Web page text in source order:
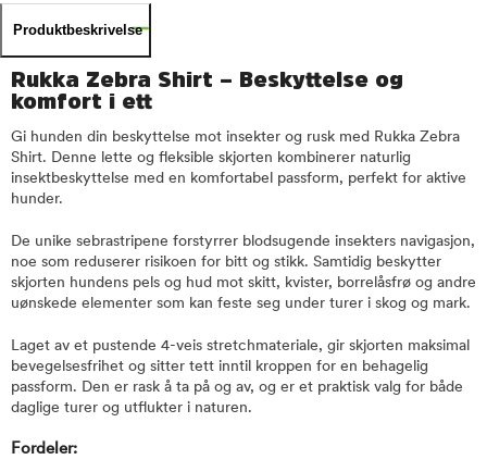
Produktbeskrivelse
Rukka Zebra Shirt – Beskyttelse og
komfort i ett
Gi hunden din beskyttelse mot insekter og rusk med Rukka Zebra
Shirt. Denne lette og fleksible skjorten kombinerer naturlig
insektbeskyttelse med en komfortabel passform, perfekt for aktive
hunder.
De unike sebrastripene forstyrrer blodsugende insekters navigasjon,
noe som reduserer risikoen for bitt og stikk. Samtidig beskytter
skjorten hundens pels og hud mot skitt, kvister, borrelåsfrø og andre
uønskede elementer som kan feste seg under turer i skog og mark.
Laget av et pustende 4-veis stretchmateriale, gir skjorten maksimal
bevegelsesfrihet og sitter tett inntil kroppen for en behagelig
passform. Den er rask å ta på og av, og er et praktisk valg for både
daglige turer og utflukter i naturen.
Fordeler: